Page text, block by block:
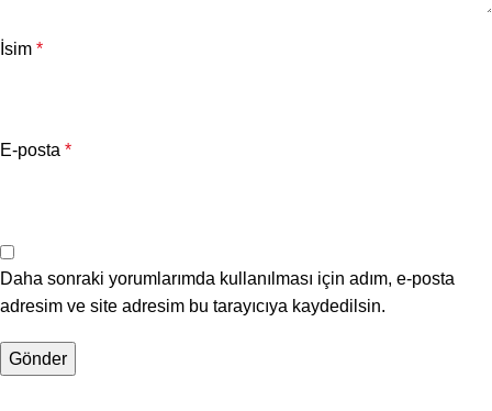
İsim *
E-posta *
Daha sonraki yorumlarımda kullanılması için adım, e-posta
adresim ve site adresim bu tarayıcıya kaydedilsin.